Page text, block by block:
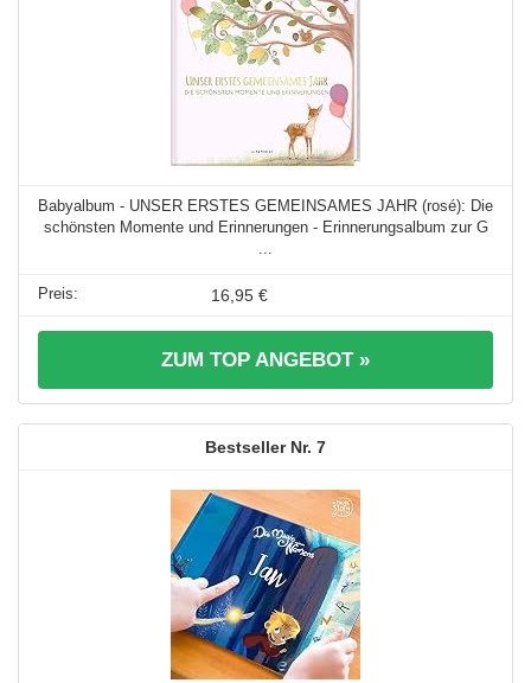
Babyalbum - UNSER ERSTES GEMEINSAMES JAHR (rosé): Die
schönsten Momente und Erinnerungen - Erinnerungsalbum zur G
...
16,95 €
ZUM TOP ANGEBOT »
7